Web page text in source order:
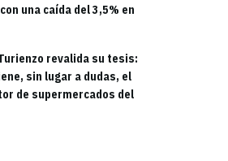
una caída del 3,5% en
revalida su tesis:
sin lugar a dudas, el
de supermercados del